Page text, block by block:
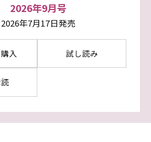
2026年9月号
2026年7月17日発売
入 試し読み